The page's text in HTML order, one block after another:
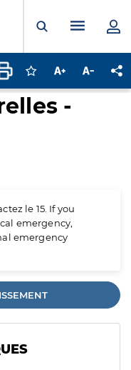
Ouvrir laMenu
Connectez-vous
Augmenter la
-
le 15. If you
emergency,
emergency